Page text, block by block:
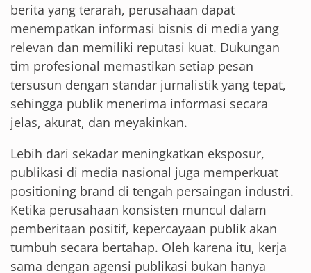
berita yang terarah, perusahaan dapat
menempatkan informasi bisnis di media yang
relevan dan memiliki reputasi kuat. Dukungan
tim profesional memastikan setiap pesan
tersusun dengan standar jurnalistik yang tepat,
sehingga publik menerima informasi secara
jelas, akurat, dan meyakinkan.
Lebih dari sekadar meningkatkan eksposur,
publikasi di media nasional juga memperkuat
positioning brand di tengah persaingan industri.
Ketika perusahaan konsisten muncul dalam
pemberitaan positif, kepercayaan publik akan
tumbuh secara bertahap. Oleh karena itu, kerja
sama dengan agensi publikasi bukan hanya